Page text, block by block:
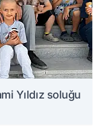
Yıldız soluğu